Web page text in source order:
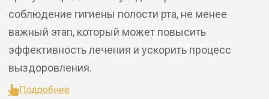
соблюдение гигиены полости рта, не менее
важный этап, который может повысить
эффективность лечения и ускорить процесс
выздоровления.
Подробнее